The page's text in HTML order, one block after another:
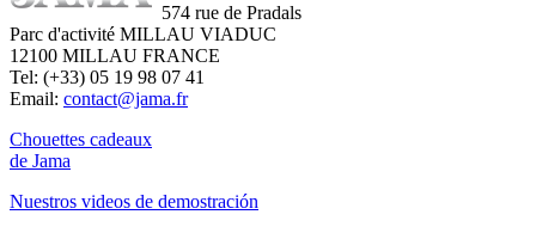
574 rue de Pradals
Parc d'activité MILLAU VIADUC
12100 MILLAU FRANCE
Tel: (+33) 05 19 98 07 41
Email: contact@jama.fr
Chouettes cadeaux
de Jama
Nuestros videos de demostración